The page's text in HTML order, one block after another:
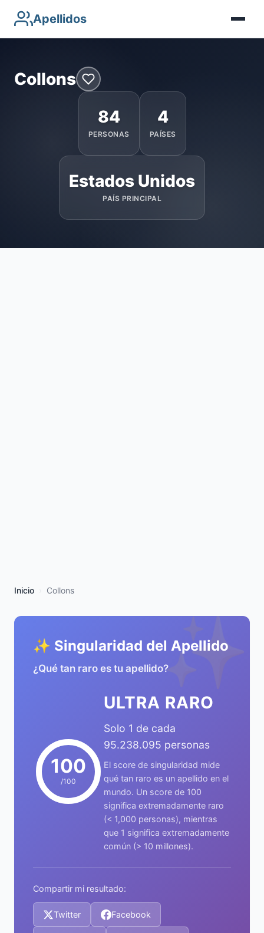
Apellidos
Collons
84
PERSONAS
4
PAÍSES
Estados Unidos
PAÍS PRINCIPAL
Inicio Collons
✨
✨ Singularidad del Apellido
¿Qué tan raro es tu apellido?
100
/100
ULTRA RARO
Solo 1 de cada
95.238.095 personas
El score de singularidad mide
qué tan raro es un apellido en el
mundo. Un score de 100
significa extremadamente raro
(< 1,000 personas), mientras
que 1 significa extremadamente
común (> 10 millones).
Compartir mi resultado:
Twitter Facebook